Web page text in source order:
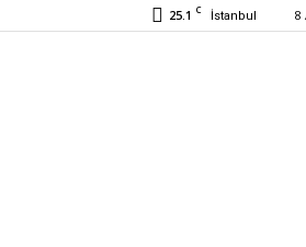
25.1 C İstanbul 8